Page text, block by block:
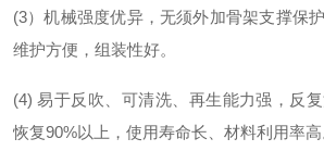
(3）机械强度优异，无须外加骨架支撑保
维护方便，组装性好。
(4) 易于反吹、可清洗、再生能力强，反
恢复90%以上，使用寿命长、材料利用率高